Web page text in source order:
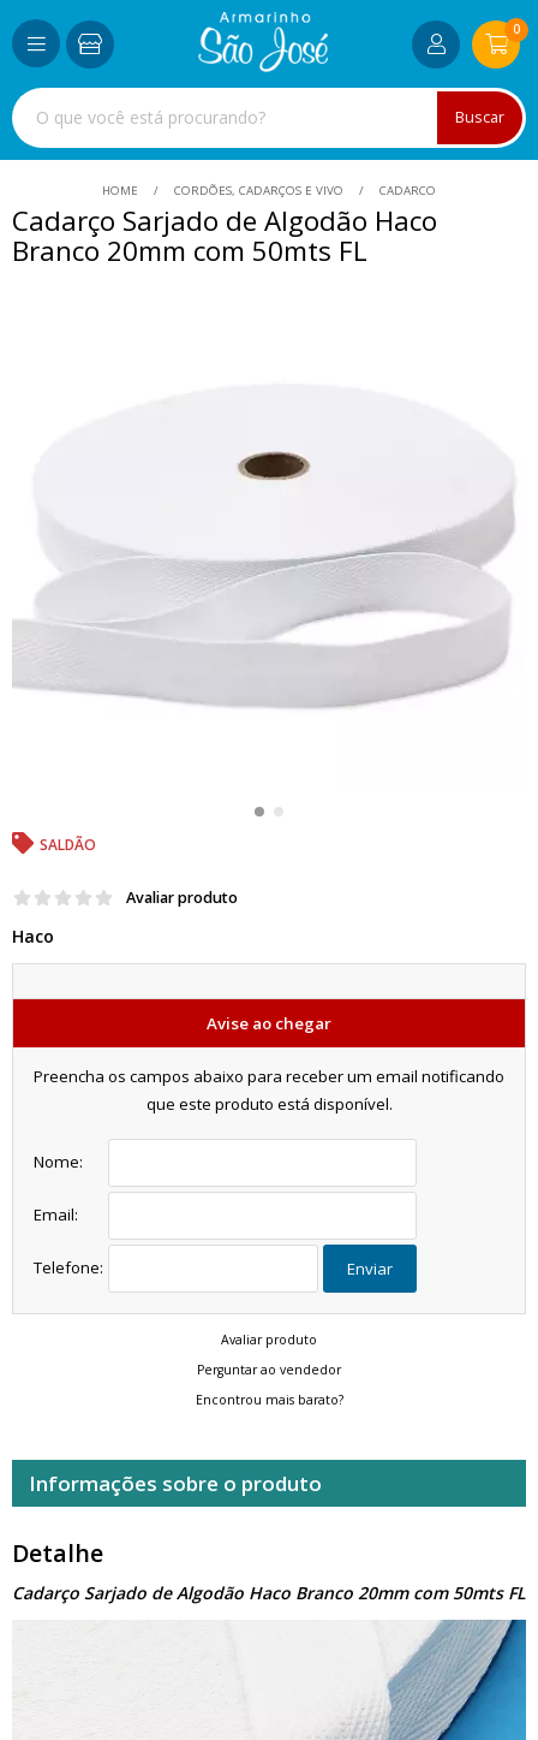
Buscar
0
HOME CORDÕES, CADARÇOS E VIVO CADARCO
Cadarço Sarjado de Algodão Haco
Branco 20mm com 50mts FL
SALDÃO
Avaliar produto
Haco
Avise ao chegar
Preencha os campos abaixo para receber um email notificando
que este produto está disponível.
Nome:
Email:
Telefone: Enviar
Avaliar produto
Perguntar ao vendedor
Encontrou mais barato?
Informações sobre o produto
Detalhe
Cadarço Sarjado de Algodão Haco Branco 20mm com 50mts FL